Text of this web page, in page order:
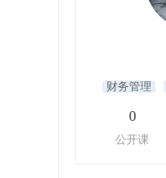
财务管理
0
公开课